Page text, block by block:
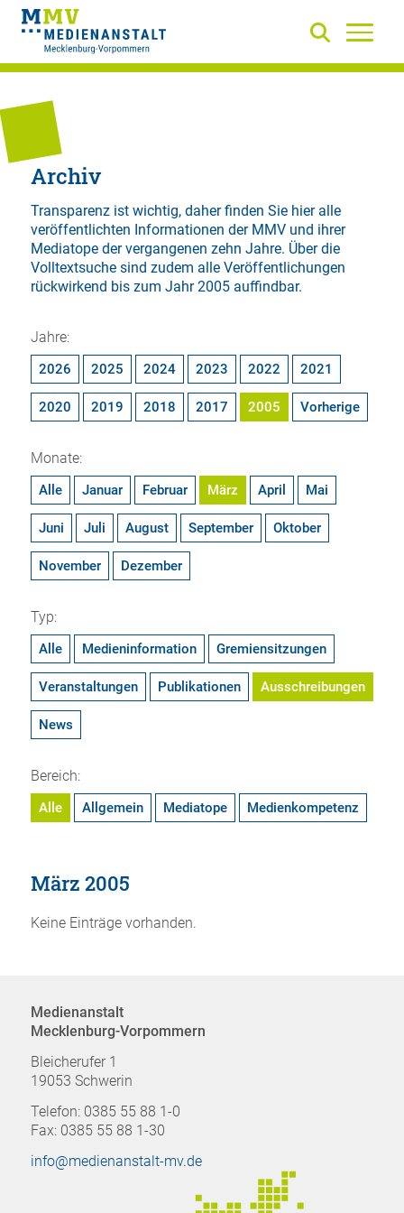
Archiv
Transparenz ist wichtig, daher finden Sie hier alle
veröffentlichten Informationen der MMV und ihrer
Mediatope der vergangenen zehn Jahre. Über die
Volltextsuchesind zudem alle Veröffentlichungen
rückwirkend bis zum Jahr 2005 auffindbar.
Jahre:
2026 2025 2024 2023 2022 2021
2020 2019 2018 2017 2005 Vorherige
Monate:
Alle Januar Februar März April Mai
Juni Juli August September Oktober
November Dezember
Typ:
Alle Medieninformation Gremiensitzungen
Veranstaltungen Publikationen Ausschreibungen
News
Bereich:
Alle Allgemein Mediatope Medienkompetenz
März 2005
Keine Einträge vorhanden.
Medienanstalt
Mecklenburg-Vorpommern
Bleicherufer 1
19053 Schwerin
Telefon: 0385 55 88 1-0
Fax: 0385 55 88 1-30
info@medienanstalt-mv.de